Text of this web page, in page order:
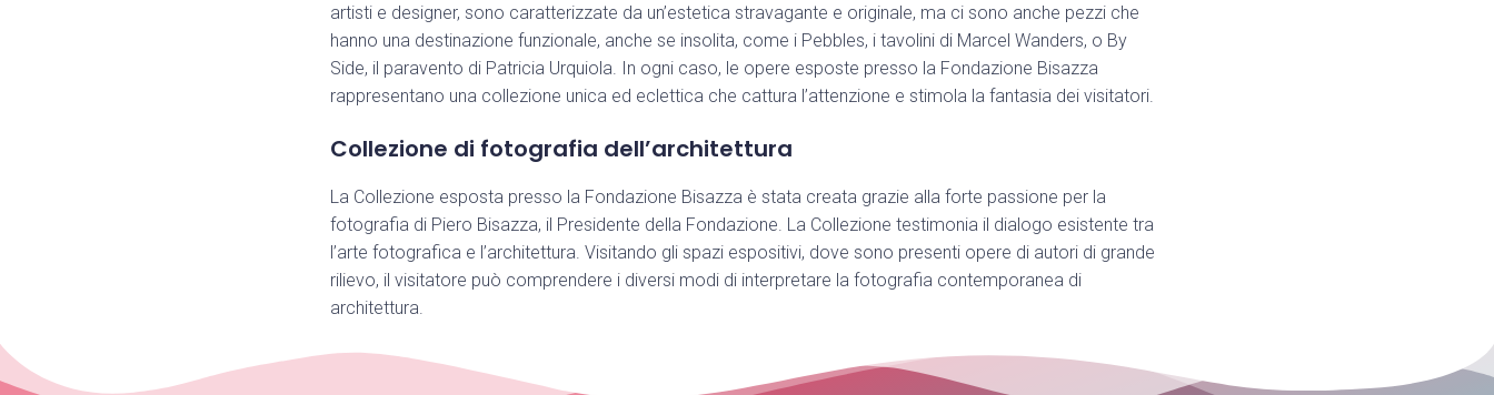
artisti e designer, sono caratterizzate da un’estetica stravagante e originale, ma ci sono anche pezzi che
hanno una destinazione funzionale, anche se insolita, come i Pebbles, i tavolini di Marcel Wanders, o By
Side, il paravento di Patricia Urquiola. In ogni caso, le opere esposte presso la Fondazione Bisazza
rappresentano una collezione unica ed eclettica che cattura l’attenzione e stimola la fantasia dei visitatori.
Collezione di fotografia dell’architettura
La Collezione esposta presso la Fondazione Bisazza è stata creata grazie alla forte passione per la
fotografia di Piero Bisazza, il Presidente della Fondazione. La Collezione testimonia il dialogo esistente tra
l’arte fotografica e l’architettura. Visitando gli spazi espositivi, dove sono presenti opere di autori di grande
rilievo, il visitatore può comprendere i diversi modi di interpretare la fotografia contemporanea di
architettura.